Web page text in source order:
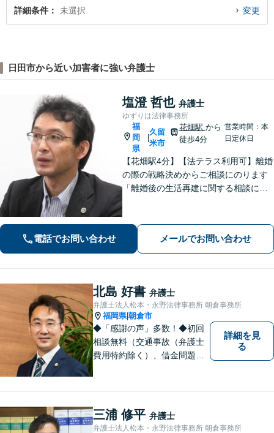
詳細条件 未選択 変更
日田市から近い加害者に強い弁護士
塩澄 哲也 弁護士
ゆずりは法律事務所
福
岡
県
久留
米市
花畑駅 から
徒歩4分
営業時間：本
日定休日
【花畑駅4分】【法テラス利用可】離婚
の際の戦略決めからご相談にのります
「離婚後の生活再建に関する相談に対
や立ち退き・明け渡しなどの賃貸トラ
ブル」【顧問契約可】
電話でお問い合わせ メールでお問い合わせ
北島 好書 弁護士
弁護士法人松本・永野法律事務所 朝倉事務所
福岡県|朝倉市
◆「感謝の声」多数！◆初回
相談無料（交通事故（弁護士
費用特約除く）、借金問題、
◆11260件の相談実績（令和1
～7年合計）
詳細を見
る
三浦 修平 弁護士
弁護士法人松本・永野法律事務所 朝倉事務所